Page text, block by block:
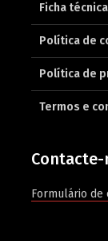
Ficha técnica
Política de
Política de
Termos e
Contacte-
Formulário de